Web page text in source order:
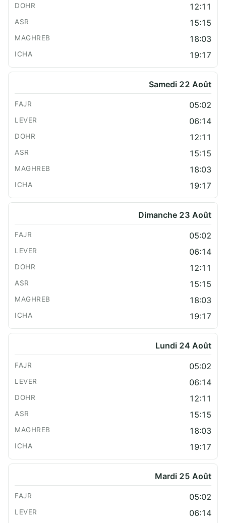
12:11
15:15
18:03
19:17
Samedi 22 Août
05:02
06:14
12:11
15:15
18:03
19:17
Dimanche 23 Août
05:02
06:14
12:11
15:15
18:03
19:17
Lundi 24 Août
05:02
06:14
12:11
15:15
18:03
19:17
Mardi 25 Août
05:02
06:14